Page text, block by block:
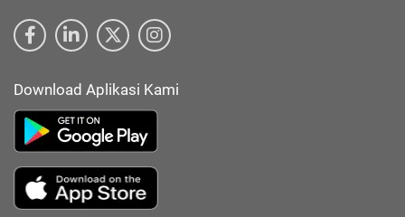
Download Aplikasi Kami